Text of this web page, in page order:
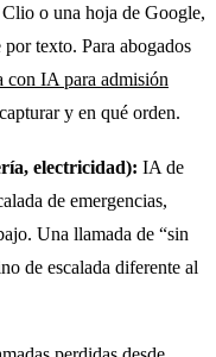
o una hoja de Google,
por texto. Para abogados
con IA para admisión
y en qué orden.
electricidad): IA de
de emergencias,
Una llamada de “sin
de escalada diferente al